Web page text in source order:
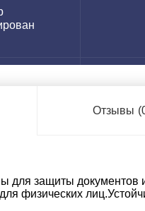
Отзывы
для защиты документов
физических